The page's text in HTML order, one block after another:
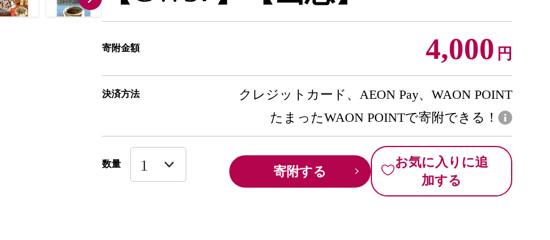
寄附金額 4,000 円
決済方法
クレジットカード、AEON Pay、WAON POINT
たまったWAON POINTで寄附できる！
数量 寄附する
お気に入りに追
加する